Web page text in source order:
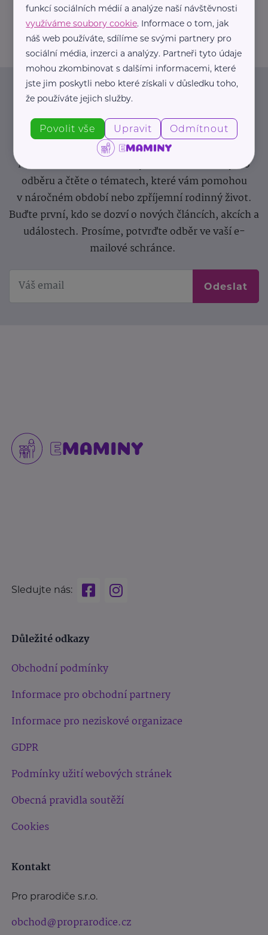
info@zdravotnicke-potreby.cz
Newsletter
Pravidelný přísun novinek, inspirace na každý den,
podpora pro rodiče i sdílení zkušeností. Takový je
Newsletter webu eMaminy.cz. Přihlaste se k jeho
odběru a čtěte o tématech, které vám pomohou
v náročném období nebo zpříjemní rodinný život.
Buďte první, kdo se dozví o nových článcích, akcích a
událostech. Prosíme, potvrďte odběr ve vaší e-
mailové schránce.
Odeslat
Sledujte nás:
Důležité odkazy
Obchodní podmínky
Informace pro obchodní partnery
Informace pro neziskové organizace
GDPR
Podmínky užití webových stránek
Obecná pravidla soutěží
Cookies
Kontakt
Pro prarodiče s.r.o.
obchod@proprarodice.cz
funkcí sociálních médií a analýze naší návštěvnosti
využíváme soubory cookie. Informace o tom, jak
náš web používáte, sdílíme se svými partnery pro
sociální média, inzerci a analýzy. Partneři tyto údaje
mohou zkombinovat s dalšími informacemi, které
jste jim poskytli nebo které získali v důsledku toho,
že používáte jejich služby.
Povolit vše Upravit Odmítnout